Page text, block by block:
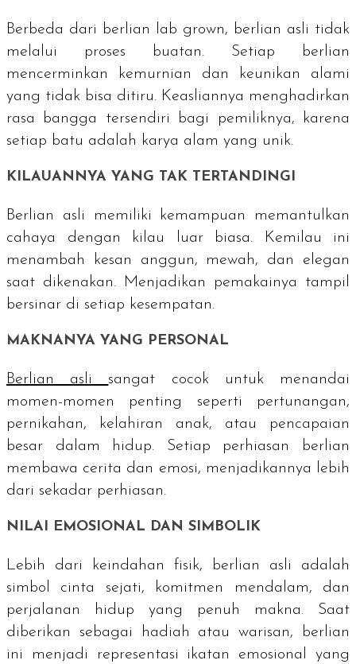
Berbeda dari berlian lab grown, berlian asli tidak
melalui proses buatan. Setiap berlian
mencerminkan kemurnian dan keunikan alami
yang tidak bisa ditiru. Keasliannya menghadirkan
rasa bangga tersendiri bagi pemiliknya, karena
setiap batu adalah karya alam yang unik.
KILAUANNYA YANG TAK TERTANDINGI
Berlian asli memiliki kemampuan memantulkan
cahaya dengan kilau luar biasa. Kemilau ini
menambah kesan anggun, mewah, dan elegan
saat dikenakan. Menjadikan pemakainya tampil
bersinar di setiap kesempatan.
MAKNANYA YANG PERSONAL
Berlian asli sangat cocok untuk menandai
momen-momen penting seperti pertunangan,
pernikahan, kelahiran anak, atau pencapaian
besar dalam hidup. Setiap perhiasan berlian
membawa cerita dan emosi, menjadikannya lebih
dari sekadar perhiasan.
NILAI EMOSIONAL DAN SIMBOLIK
Lebih dari keindahan fisik, berlian asli adalah
simbol cinta sejati, komitmen mendalam, dan
perjalanan hidup yang penuh makna. Saat
diberikan sebagai hadiah atau warisan, berlian
ini menjadi representasi ikatan emosional yang